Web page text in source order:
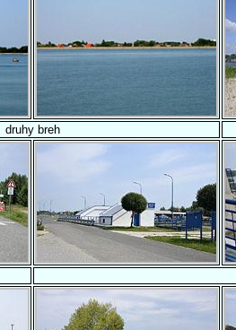
druhy breh